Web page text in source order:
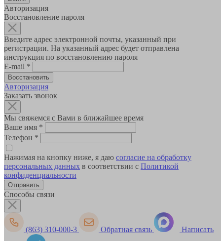
Авторизация
Восстановление пароля
Введите адрес электронной почты, указанный при
регистрации. На указанный адрес будет отправлена
инструкция по восстановлению пароля
E-mail *
Авторизация
Заказать звонок
Мы свяжемся с Вами в ближайшее время
Ваше имя *
Телефон *
Нажимая на кнопку ниже, я даю согласие на обработку
персональных данных в соответствии с Политикой
конфиденциальности
Способы связи
(863) 310-000-3 Обратная связь Написать